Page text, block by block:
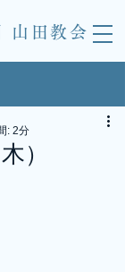
山田教会
）
: 2分